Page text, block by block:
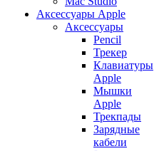
Аксессуары Apple
Аксессуары
Pencil
Трекер
Клавиатуры
Apple
Мышки
Apple
Трекпады
Зарядные
кабели